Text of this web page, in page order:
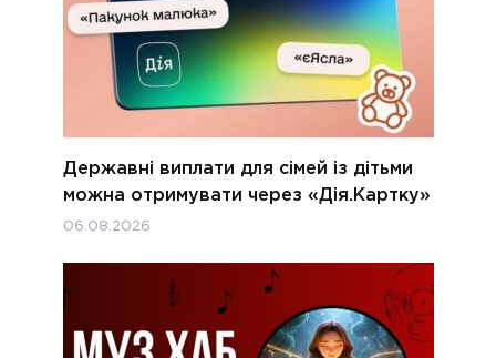
Державні виплати для сімей із дітьми
можна отримувати через «Дія.Картку»
06.08.2026